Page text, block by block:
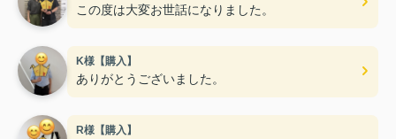
この度は大変お世話になりました。
K様【購入】
ありがとうございました。
R様【購入】